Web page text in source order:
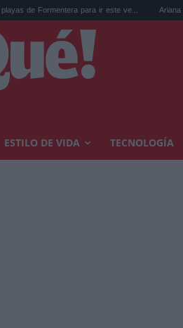
para ir este ve... Ariana Grande y el
ESTILO DE VIDA TECNOLOGÍA